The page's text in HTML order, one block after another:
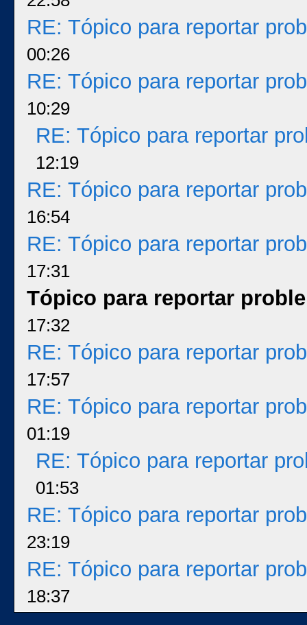
RE: Tópico para reportar
00:26
RE: Tópico para reportar
10:29
RE: Tópico para reportar
12:19
RE: Tópico para reportar
16:54
RE: Tópico para reportar
17:31
Tópico para reportar
17:32
RE: Tópico para reportar
17:57
RE: Tópico para reportar
01:19
RE: Tópico para reportar
01:53
RE: Tópico para reportar
23:19
RE: Tópico para reportar
18:37